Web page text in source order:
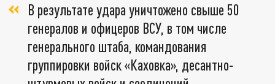
В результате удара уничтожено свыше 50
генералов и офицеров ВСУ, в том числе
генерального штаба, командования
группировки войск «Каховка», десантно-